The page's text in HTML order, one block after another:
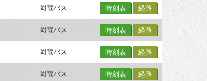
岡電バス 時刻表 経路
岡電バス 時刻表 経路
岡電バス 時刻表 経路
岡電バス 時刻表 経路